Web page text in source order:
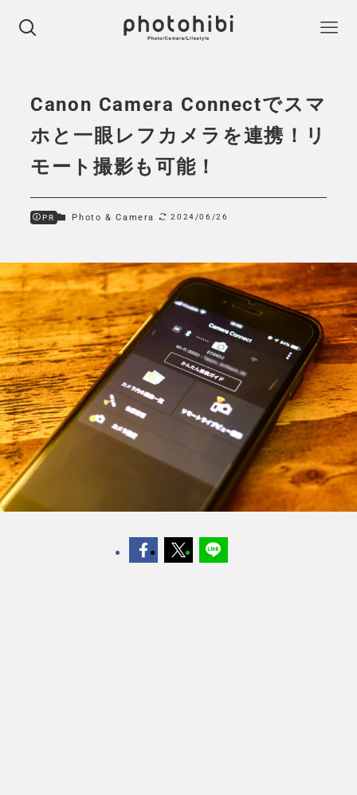
Canon Camera Connectでスマ
ホと一眼レフカメラを連携！リ
モート撮影も可能！
PR Photo & Camera 2024/06/26